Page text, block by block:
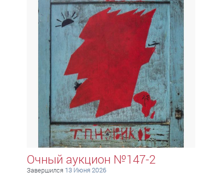
Очный аукцион №147-2
Завершился 13 Июня 2026